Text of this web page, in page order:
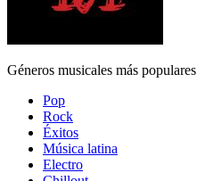
Géneros musicales más populares
Pop
Rock
Éxitos
Música latina
Electro